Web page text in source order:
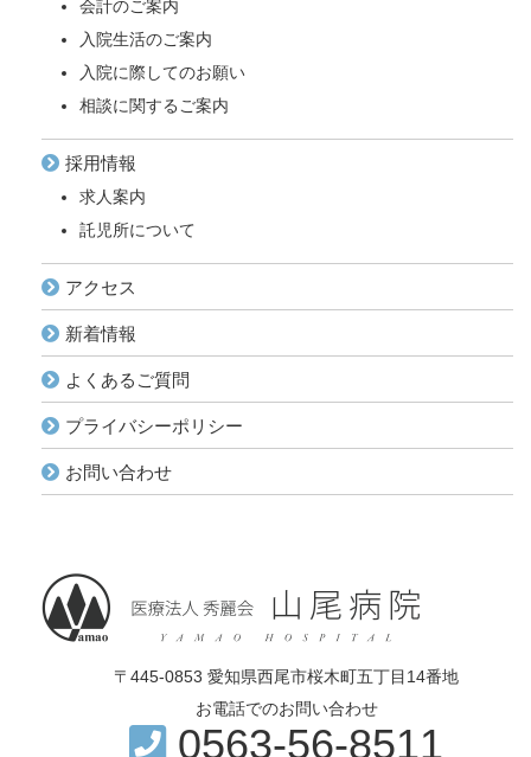
会計のご案内
入院生活のご案内
入院に際してのお願い
相談に関するご案内
採用情報
求人案内
託児所について
アクセス
新着情報
よくあるご質問
プライバシーポリシー
お問い合わせ
〒445-0853 愛知県西尾市桜木町五丁目14番地
お電話でのお問い合わせ
0563-56-8511